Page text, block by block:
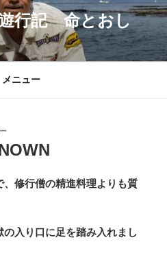
行記 命とおし
メニュー
、修行僧の精進料理よりも質
の入り口に足を踏み入れまし